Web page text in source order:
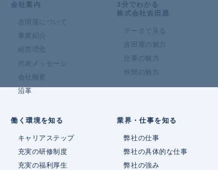
会社案内
吉田屋について
事業紹介
経営理念
代表メッセージ
会社概要
沿革
3分でわかる
株式会社吉田屋
データで見る
吉田屋の魅力
仕事の魅力
仲間の魅力
働く環境を知る
キャリアステップ
充実の研修制度
充実の福利厚生
業界・仕事を知る
弊社の仕事
弊社の具体的な仕事
弊社の強み